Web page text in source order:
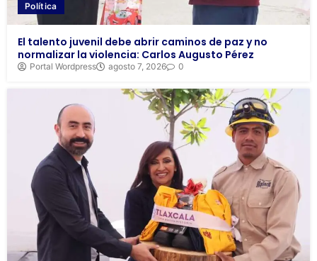
Política
El talento juvenil debe abrir caminos de paz y no
normalizar la violencia: Carlos Augusto Pérez
Portal Wordpress agosto 7, 2026 0